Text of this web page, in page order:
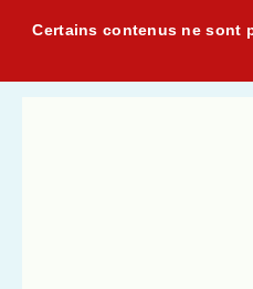
Certains contenus ne sont